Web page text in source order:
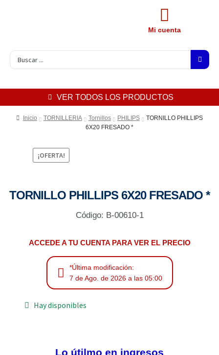
Mi cuenta
VER TODOS LOS PRODUCTOS
Inicio TORNILLERIA Tornillos PHILIPS
TORNILLO PHILLIPS
6X20 FRESADO *
¡OFERTA!
TORNILLO PHILLIPS 6X20 FRESADO *
Código: B-00610-1
ACCEDE A TU CUENTA PARA VER EL PRECIO
*Última modificación:
7 de Ago. de 2026 a las 05:00
Hay disponibles
Lo útilmo en ingresos